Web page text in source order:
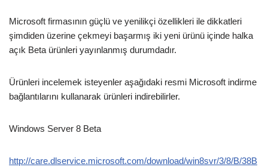
Microsoft firmasının güçlü ve yenilikçi özellikleri ile dikkatleri
şimdiden üzerine çekmeyi başarmış iki yeni ürünü içinde halka
açık Beta ürünleri yayınlanmış durumdadır.
Ürünleri incelemek isteyenler aşağıdaki resmi Microsoft indirme
bağlantılarını kullanarak ürünleri indirebilirler.
Windows Server 8 Beta
http://care.dlservice.microsoft.com/download/win8svr/3/8/B/38B